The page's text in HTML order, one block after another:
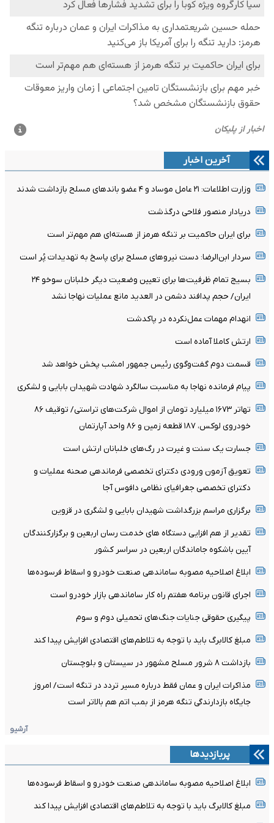
آخرین اخبار
وزارت اطلاعات: ۲۱ عامل موساد و ۴ عضو باندهای مسلح بازداشت شدند
دریادار منصور فلاحی درگذشت
برای ایران حاکمیت بر تنگه هرمز از هسته‌ای هم مهم‌تر است
سردار ابن‌الرضا: دست نیروهای مسلح برای پاسخ به تهدیدات پُر است
بسیج تمام ظرفیت‌ها برای تعیین وضعیت دیگر خلبانان سوخو ۲۴
ایران/ حجم پدافند دشمن در العدید مانع عملیات نهاجا نشد
انهدام مهمات عمل‌نکرده در پاکدشت
ارتش کاملا آماده است
قسمت دوم گفت‌وگوی رئیس جمهور امشب پخش خواهد شد
پیام فرمانده نهاجا به مناسبت سالگرد شهادت شهیدان بابایی و لشکری
تهاتر ۱۶۷۳ میلیارد تومان از اموال شرکت‌های تراستی/ توقیف ۸۶
خودروی لوکس، ۱۸۷ قطعه زمین و ۸۶ واحد آپارتمان
جسارت یک سنت و غیرت در رگ‌های خلبانان ارتش است
تعویق آزمون ورودی دکترای تخصصی فرماندهی صحنه عملیات و
دکترای تخصصی جغرافیای نظامی دافوس آجا
برگزاری مراسم بزرگداشت شهیدان بابایی و لشگری در قزوین
تقدیر از هم افزایی دستگاه های خدمت رسان اربعین و برگزارکنندگان
آیین باشکوه جاماندگان اربعین در سراسر کشور
ابلاغ اصلاحیه مصوبه ساماندهی صنعت خودرو و اسقاط فرسوده‌ها
اجرای قانون برنامه هفتم راه کار ساماندهی بازار خودرو است
پیگیری حقوقی جنایات جنگ‌های تحمیلی دوم و سوم
مبلغ کالابرگ باید با توجه به تلاطم‌های اقتصادی افزایش پیدا کند
بازداشت ۸ شرور مسلح مشهور در سیستان و بلوچستان
مذاکرات ایران و عمان فقط درباره مسیر تردد در تنگه است/ امروز
جایگاه بازدارندگی تنگه هرمز از بمب اتم هم بالاتر است
آرشیو
پربازدیدها
ابلاغ اصلاحیه مصوبه ساماندهی صنعت خودرو و اسقاط فرسوده‌ها
مبلغ کالابرگ باید با توجه به تلاطم‌های اقتصادی افزایش پیدا کند